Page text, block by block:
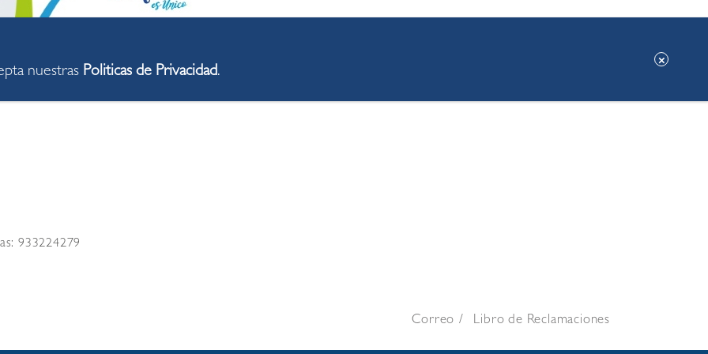
933224279
Correo Libro de Reclamaciones
nuestras Politicas de Privacidad.